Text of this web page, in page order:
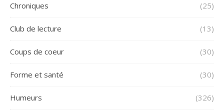
Chroniques (25)
Club de lecture (13)
Coups de coeur (30)
Forme et santé (30)
Humeurs (326)